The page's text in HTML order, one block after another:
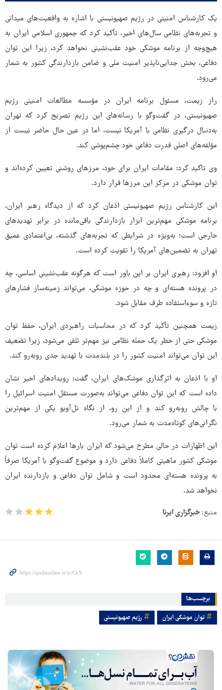
یک کارشناس امنیتی در رژیم صهیونیستی با اشاره به واقعیت‌های میدانی
و تجربه‌های نظامی سال‌های اخیر، تأکید کرد که جمهوری اسلامی ایران به
هیچ‌وجه از برنامه موشکی خود عقب‌نشینی نخواهد کرد، زیرا این توان
دفاعی، بخش جدایی‌ناپذیر امنیت ملی و ضامن بازدارندگی کشور به شمار
می‌رود.
راز زیمت، مسئول برنامه ایران در مؤسسه مطالعات امنیتی رژیم
صهیونیستی، در گفت‌وگو با رسانه‌های این رژیم تصریح کرد که تهران
به‌دنبال درگیری نظامی با آمریکا نیست، اما در عین حال حاضر نیست از
مؤلفه‌های اصلی قدرت دفاعی خود چشم‌پوشی کند.
وی تاکید کرد: مقامات ایران برای خود، مرزهای روشنی تعیین کرده‌اند و
توان موشکی در مرکز این مرزها قرار دارد.
این کارشناس رژیم صهیونیستی اذعان کرد که از دیدگاه رهبر ایران،
برنامه موشکی مهم‌ترین ابزار بازدارندگی باقی‌مانده در برابر تهدیدهای
خارجی است؛ به‌ویژه در شرایطی که تجربه‌های گذشته، بی‌اعتمادی عمیق
تهران به تضمین‌های آمریکا را تقویت کرده است.
او افزود: رهبری ایران بر این باور است که هرگونه عقب‌نشینی اساسی، چه
در پرونده هسته‌ای و چه در حوزه موشکی، می‌تواند زمینه‌ساز فشارهای
تازه و سوء‌استفاده طرف مقابل شود.
زیمت همچنین تأکید کرد که در محاسبات راهبردی ایران، حفظ توان
موشکی حتی از خطر یک حمله نظامی نیز مهم‌تر تلقی می‌شود، زیرا تضعیف
این توان می‌تواند امنیت کشور را در بلندمدت با تهدید جدی روبه‌رو کند.
او با اذعان به اثرگذاری موشک‌های ایران، گفت: رویدادهای اخیر نشان
داده است که این توان دفاعی می‌تواند به‌صورت مستقل امنیت اسرائیل را
با چالش روبه‌رو کند و از این رو، از نگاه تل‌آویو یکی از مهم‌ترین
نگرانی‌های کوتاه‌مدت به شمار می‌رود.
این اظهارات در حالی مطرح می‌شود که ایران بارها اعلام کرده است توان
موشکی کشور ماهیتی کاملاً دفاعی دارد و موضوع گفت‌وگو با آمریکا صرفاً
به پرونده هسته‌ای محدود است و شامل توان دفاعی و بازدارنده ایران
نخواهد شد.
منبع: خبرگزاری ایرنا
برچسب‌ها
توان موشکی ایران رژیم صهیونیستی